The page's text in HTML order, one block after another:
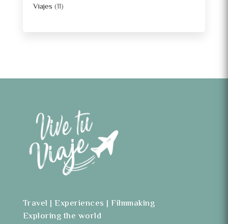
Viajes (11)
Travel | Experiences | Filmmaking
Exploring the world